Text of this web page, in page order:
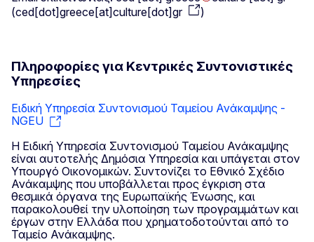
(ced[dot]greece[at]culture[dot]gr )
Πληροφορίες για Κεντρικές Συντονιστικές
Υπηρεσίες
Ειδική Υπηρεσία Συντονισμού Ταμείου Ανάκαμψης -
NGEU
Η Ειδική Υπηρεσία Συντονισμού Ταμείου Ανάκαμψης
είναι αυτοτελής Δημόσια Υπηρεσία και υπάγεται στον
Υπουργό Οικονομικών. Συντονίζει το Εθνικό Σχέδιο
Ανάκαμψης που υποβάλλεται προς έγκριση στα
θεσμικά όργανα της Ευρωπαϊκής Ένωσης, και
παρακολουθεί την υλοποίηση των προγραμμάτων και
έργων στην Ελλάδα που χρηματοδοτούνται από το
Ταμείο Ανάκαμψης.